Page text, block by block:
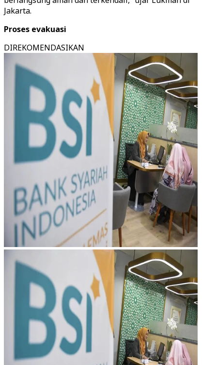
Jakarta.
Proses evakuasi
DIREKOMENDASIKAN